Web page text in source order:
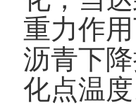
重力作
沥青下
化点温